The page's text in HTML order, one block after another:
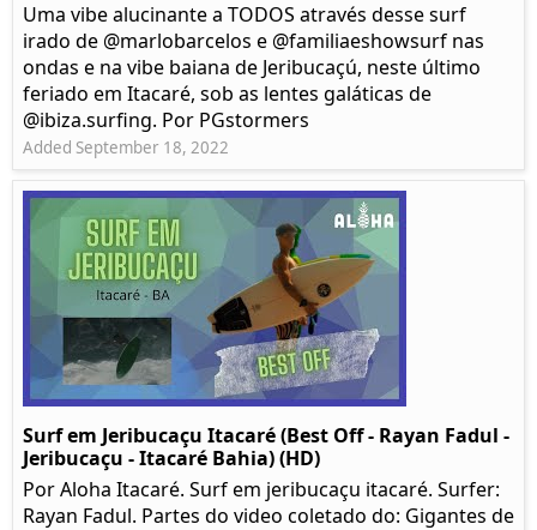
Uma vibe alucinante a TODOS através desse surf
irado de @marlobarcelos e @familiaeshowsurf nas
ondas e na vibe baiana de Jeribucaçú, neste último
feriado em Itacaré, sob as lentes galáticas de
@ibiza.surfing. Por PGstormers
Added September 18, 2022
Surf em Jeribucaçu Itacaré (Best Off - Rayan Fadul -
Jeribucaçu - Itacaré Bahia) (HD)
Por Aloha Itacaré. Surf em jeribucaçu itacaré. Surfer:
Rayan Fadul. Partes do video coletado do: Gigantes de